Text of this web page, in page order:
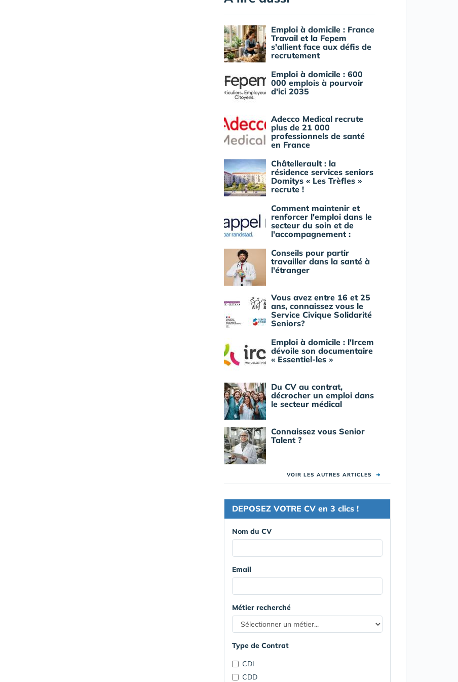
Emploi à domicile : France
Travail et la Fepem
s'allient face aux défis de
recrutement
Emploi à domicile : 600
000 emplois à pourvoir
d'ici 2035
Adecco Medical recrute
plus de 21 000
professionnels de santé
en France
Châtellerault : la
résidence services seniors
Domitys « Les Trèfles »
recrute !
Comment maintenir et
renforcer l'emploi dans le
secteur du soin et de
l'accompagnement :
Conseils pour partir
travailler dans la santé à
l'étranger
Vous avez entre 16 et 25
ans, connaissez vous le
Service Civique Solidarité
Seniors?
Emploi à domicile : l'Ircem
dévoile son documentaire
« Essentiel-les »
Du CV au contrat,
décrocher un emploi dans
le secteur médical
Connaissez vous Senior
Talent ?
VOIR LES AUTRES ARTICLES ➜
DEPOSEZ VOTRE CV en 3 clics !
Nom du CV
Email
Métier recherché
Type de Contrat
CDI
CDD